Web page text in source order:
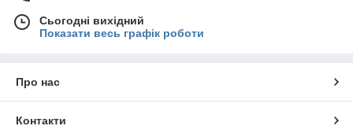
Сьогодні вихідний
Показати весь графік роботи
Про нас
Контакти